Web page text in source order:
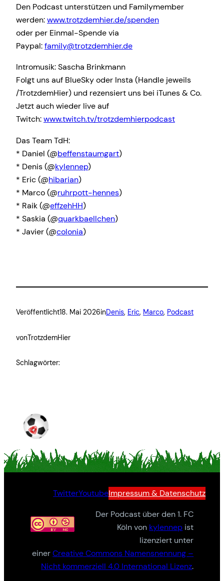
Den Podcast unterstützen und Familymember
werden:www.trotzdemhier.de/spenden
oder per Einmal-Spende via
Paypal:family@trotzdemhier.de
Intromusik: Sascha Brinkmann
Folgt uns auf BlueSky oder Insta (Handle jeweils
/TrotzdemHier) und rezensiert uns bei iTunes & Co.
Jetzt auch wieder live auf
Twitch:www.twitch.tv/trotzdemhierpodcast
Das Team TdH:
* Daniel (@beffenstaumgart)
* Denis (@kylennep)
* Eric (@hibarian)
* Marco (@ruhrpott-hennes)
* Raik (@effzehHH)
* Saskia (@quarkbaellchen)
* Javier (@colonia)
Veröffentlicht18. Mai 2026inDenis, Eric, Marco, Podcast
vonTrotzdemHier
Schlagwörter:
TwitterYoutubeImpressum & Datenschutz
Der Podcast über den 1. FC
Köln von kylennep ist
lizenziert unter
einerCreative Commons Namensnennung –
Nicht kommerziell 4.0 International Lizenz.